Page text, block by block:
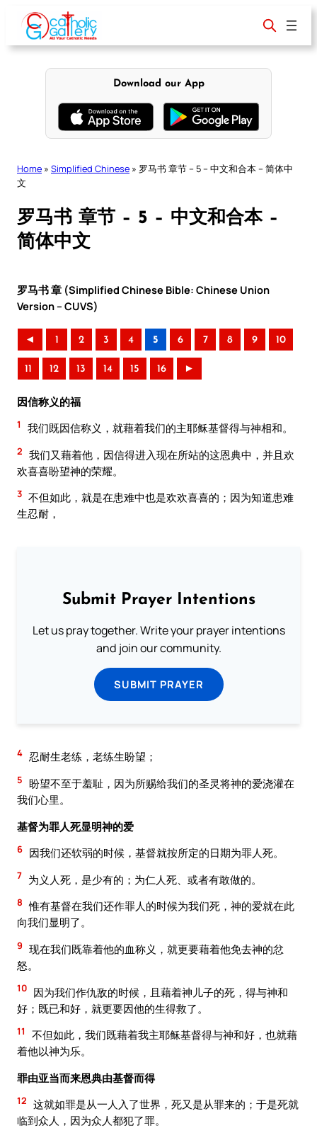
content
Download our App
Home » Simplified Chinese » 罗马书 章节 – 5 – 中文和合本 – 简体中
文
罗马书 章节 – 5 – 中文和合本 –
简体中文
罗马书 章 (Simplified Chinese Bible: Chinese Union
Version – CUVS)
◄ 1 2 3 4 5 6 7 8 9 10
11 12 13 14 15 16 ►
因信称义的福
1 我们既因信称义，就藉着我们的主耶稣基督得与神相和。
2 我们又藉着他，因信得进入现在所站的这恩典中，并且欢
欢喜喜盼望神的荣耀。
3 不但如此，就是在患难中也是欢欢喜喜的；因为知道患难
生忍耐，
Submit Prayer Intentions
Let us pray together. Write your prayer intentions
and join our community.
SUBMIT PRAYER
4 忍耐生老练，老练生盼望；
5 盼望不至于羞耻，因为所赐给我们的圣灵将神的爱浇灌在
我们心里。
基督为罪人死显明神的爱
6 因我们还软弱的时候，基督就按所定的日期为罪人死。
7 为义人死，是少有的；为仁人死、或者有敢做的。
8 惟有基督在我们还作罪人的时候为我们死，神的爱就在此
向我们显明了。
9 现在我们既靠着他的血称义，就更要藉着他免去神的忿
怒。
10 因为我们作仇敌的时候，且藉着神儿子的死，得与神和
好；既已和好，就更要因他的生得救了。
11
不但如此，我们既藉着我主耶稣基督得与神和好，也就藉
着他以神为乐。
罪由亚当而来恩典由基督而得
12 这就如罪是从一人入了世界，死又是从罪来的；于是死就
临到众人，因为众人都犯了罪。